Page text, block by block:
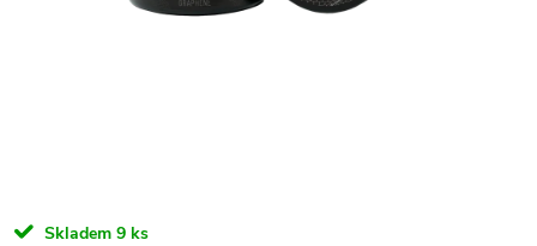
Skladem 9 ks